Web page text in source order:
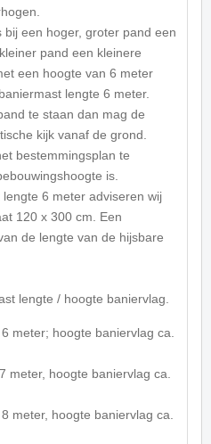
bij een hoger, groter pand een
pand een kleinere
een hoogte van 6 meter
lengte 6 meter.
te staan dan mag de
kijk vanaf de grond.
bestemmingsplan te
is.
6 meter adviseren wij
120 x 300 cm. Een
de lengte van de hijsbare
lengte / hoogte baniervlag.
meter; hoogte baniervlag ca.
meter, hoogte baniervlag ca.
meter, hoogte baniervlag ca.